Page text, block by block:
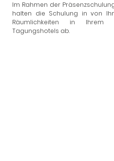
Im Rahmen der
halten die Schulung in von
Räumlichkeiten in Ihrem
Tagungshotels ab.